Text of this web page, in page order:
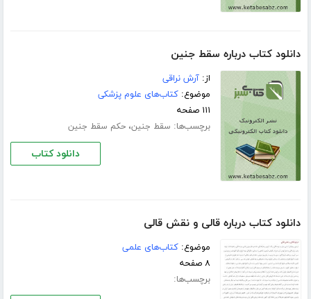
دانلود کتاب درباره سقط جنین
از:آرش نراقی
موضوع:کتاب‌های علوم پزشکی
۱۱۱ صفحه
برچسب‌ها: سقط جنین،حکم سقط جنین
دانلود کتاب
دانلود کتاب درباره قالی و نقش قالی
موضوع:کتاب‌های علمی
۸ صفحه
برچسب‌ها: